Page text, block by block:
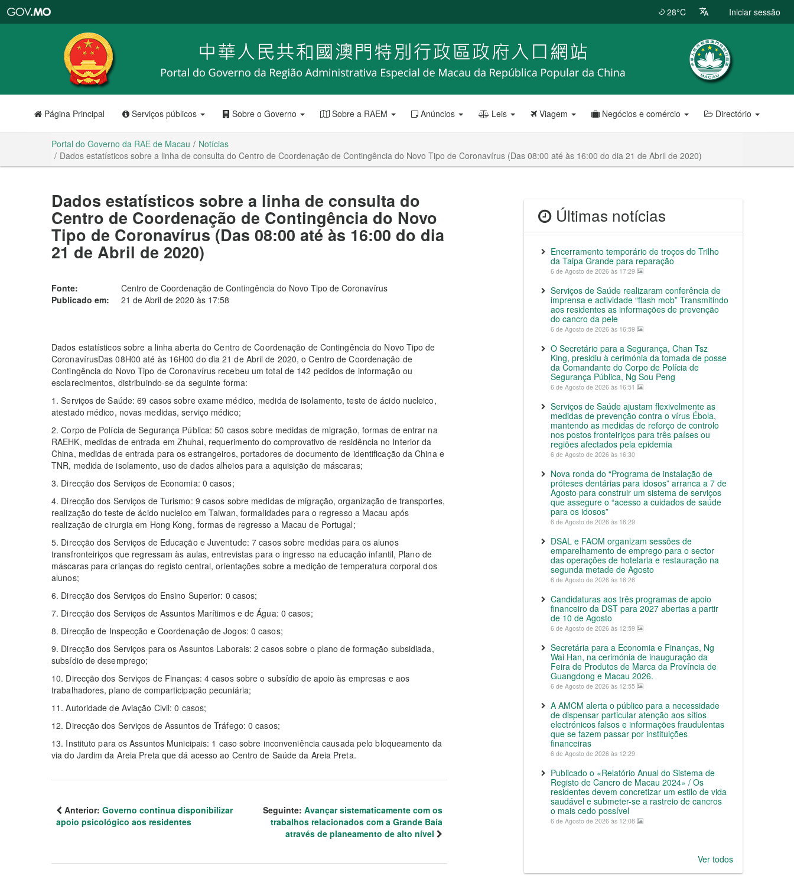
RAE
de
Macau
28°C Iniciar sessão
Página Principal Serviços públicos Sobre o Governo Sobre a RAEM Anúncios Leis Viagem Negócios e comércio Directório
Portal do Governo da RAE de Macau
Notícias
Dados estatísticos sobre a linha de consulta do Centro de Coordenação de Contingência do Novo Tipo de Coronavírus (Das 08:00 até às 16:00 do dia 21 de Abril de 2020)
Dados estatísticos sobre a linha de consulta do
Centro de Coordenação de Contingência do Novo
Tipo de Coronavírus (Das 08:00 até às 16:00 do dia
21 de Abril de 2020)
Fonte:
Centro de Coordenação de Contingência do Novo Tipo de Coronavírus
Publicado em:
21 de Abril de 2020 às 17:58
Dados estatísticos sobre a linha aberta do Centro de Coordenação de Contingência do Novo Tipo de
CoronavírusDas 08H00 até às 16H00 do dia 21 de Abril de 2020, o Centro de Coordenação de
Contingência do Novo Tipo de Coronavírus recebeu um total de 142 pedidos de informação ou
esclarecimentos, distribuindo-se da seguinte forma:
1. Serviços de Saúde: 69 casos sobre exame médico, medida de isolamento, teste de ácido nucleico,
atestado médico, novas medidas, serviço médico;
2. Corpo de Polícia de Segurança Pública: 50 casos sobre medidas de migração, formas de entrar na
RAEHK, medidas de entrada em Zhuhai, requerimento do comprovativo de residência no Interior da
China, medidas de entrada para os estrangeiros, portadores de documento de identificação da China e
TNR, medida de isolamento, uso de dados alheios para a aquisição de máscaras;
3. Direcção dos Serviços de Economia: 0 casos;
4. Direcção dos Serviços de Turismo: 9 casos sobre medidas de migração, organização de transportes,
realização do teste de ácido nucleico em Taiwan, formalidades para o regresso a Macau após
realização de cirurgia em Hong Kong, formas de regresso a Macau de Portugal;
5. Direcção dos Serviços de Educação e Juventude: 7 casos sobre medidas para os alunos
transfronteiriços que regressam às aulas, entrevistas para o ingresso na educação infantil, Plano de
máscaras para crianças do registo central, orientações sobre a medição de temperatura corporal dos
alunos;
6. Direcção dos Serviços do Ensino Superior: 0 casos;
7. Direcção dos Serviços de Assuntos Marítimos e de Água: 0 casos;
8. Direcção de Inspecção e Coordenação de Jogos: 0 casos;
9. Direcção dos Serviços para os Assuntos Laborais: 2 casos sobre o plano de formação subsidiada,
subsídio de desemprego;
10. Direcção dos Serviços de Finanças: 4 casos sobre o subsídio de apoio às empresas e aos
trabalhadores, plano de comparticipação pecuniária;
11. Autoridade de Aviação Civil: 0 casos;
12. Direcção dos Serviços de Assuntos de Tráfego: 0 casos;
13. Instituto para os Assuntos Municipais: 1 caso sobre inconveniência causada pelo bloqueamento da
via do Jardim da Areia Preta que dá acesso ao Centro de Saúde da Areia Preta.
Anterior: Governo continua disponibilizar
apoio psicológico aos residentes
Seguinte: Avançar sistematicamente com os
trabalhos relacionados com a Grande Baía
através de planeamento de alto nível
Últimas notícias
Encerramento temporário de troços do Trilho
da Taipa Grande para reparação
6 de Agosto de 2026 às 17:29
Serviços de Saúde realizaram conferência de
imprensa e actividade “flash mob” Transmitindo
aos residentes as informações de prevenção
do cancro da pele
6 de Agosto de 2026 às 16:59
O Secretário para a Segurança, Chan Tsz
King, presidiu à cerimónia da tomada de posse
da Comandante do Corpo de Polícia de
Segurança Pública, Ng Sou Peng
6 de Agosto de 2026 às 16:51
Serviços de Saúde ajustam flexivelmente as
medidas de prevenção contra o vírus Ébola,
mantendo as medidas de reforço de controlo
nos postos fronteiriços para três países ou
regiões afectados pela epidemia
6 de Agosto de 2026 às 16:30
Nova ronda do “Programa de instalação de
próteses dentárias para idosos” arranca a 7 de
Agosto para construir um sistema de serviços
que assegure o “acesso a cuidados de saúde
para os idosos”
6 de Agosto de 2026 às 16:29
DSAL e FAOM organizam sessões de
emparelhamento de emprego para o sector
das operações de hotelaria e restauração na
segunda metade de Agosto
6 de Agosto de 2026 às 16:26
Candidaturas aos três programas de apoio
financeiro da DST para 2027 abertas a partir
de 10 de Agosto
6 de Agosto de 2026 às 12:59
Secretária para a Economia e Finanças, Ng
Wai Han, na cerimónia de inauguração da
Feira de Produtos de Marca da Província de
Guangdong e Macau 2026.
6 de Agosto de 2026 às 12:55
A AMCM alerta o público para a necessidade
de dispensar particular atenção aos sítios
electrónicos falsos e informações fraudulentas
que se fazem passar por instituições
financeiras
6 de Agosto de 2026 às 12:29
Publicado o «Relatório Anual do Sistema de
Registo de Cancro de Macau 2024» / Os
residentes devem concretizar um estilo de vida
saudável e submeter-se a rastreio de cancros
o mais cedo possível
6 de Agosto de 2026 às 12:08
Ver todos